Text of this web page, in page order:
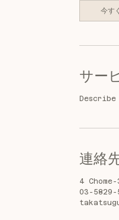
今す
サー
連絡
4
03-5829-